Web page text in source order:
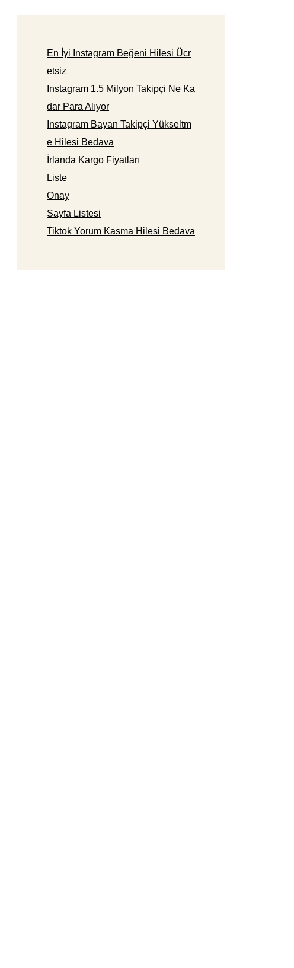
En İyi Instagram Beğeni Hilesi Ücr
etsiz
Instagram 1.5 Milyon Takipçi Ne Ka
dar Para Alıyor
Instagram Bayan Takipçi Yükseltm
e Hilesi Bedava
İrlanda Kargo Fiyatları
Liste
Onay
Sayfa Listesi
Tiktok Yorum Kasma Hilesi Bedava